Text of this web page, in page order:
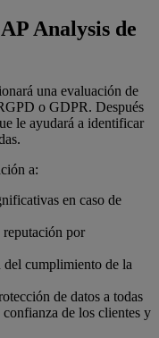
Analysis de
una evaluación de
o GDPR. Después
le ayudará a identificar
a:
en caso de
por
cumplimiento de la
de datos a todas
confianza de los clientes y